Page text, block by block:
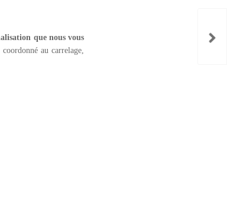
que nous vous
au carrelage,